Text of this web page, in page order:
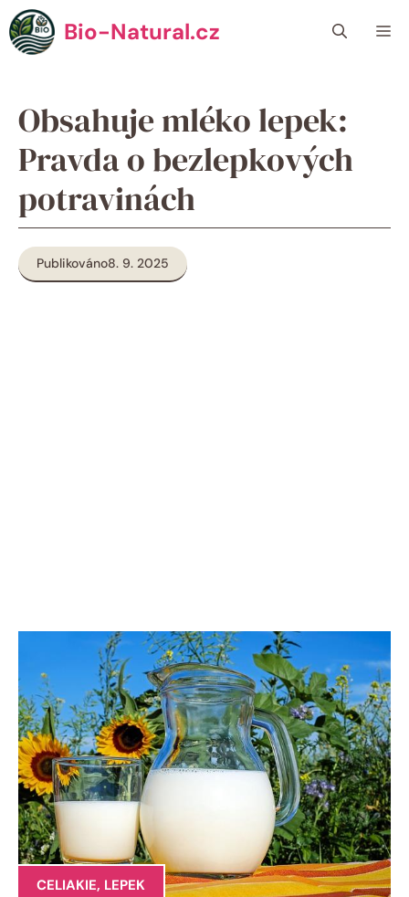
Přeskočit
na
obsah
Bio-Natural.cz
Obsahuje mléko lepek:
Pravda o bezlepkových
potravinách
Publikováno8. 9. 2025
CELIAKIE, LEPEK